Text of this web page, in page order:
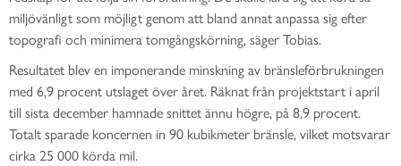
miljövänligt som möjligt genom att bland annat anpassa sig efter
topografi och minimera tomgångskörning, säger Tobias.
Resultatet blev en imponerande minskning av bränsleförbrukningen
med 6,9 procent utslaget över året. Räknat från projektstart i april
till sista december hamnade snittet ännu högre, på 8,9 procent.
Totalt sparade koncernen in 90 kubikmeter bränsle, vilket motsvarar
cirka 25 000 körda mil.